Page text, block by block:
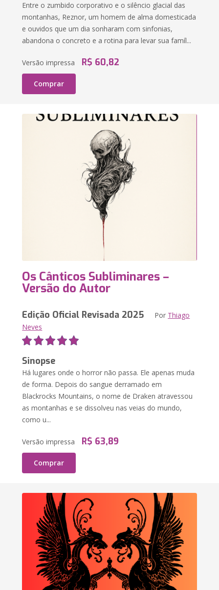
Entre o zumbido corporativo e o silêncio glacial das
montanhas, Reznor, um homem de alma domesticada
e ouvidos que um dia sonharam com sinfonias,
abandona o concreto e a rotina para levar sua famíl...
Versão impressa R$ 60,82
Comprar
Os Cânticos Subliminares –
Versão do Autor
Edição Oficial Revisada 2025 Por Thiago
Neves
Sinopse
Há lugares onde o horror não passa. Ele apenas muda
de forma. Depois do sangue derramado em
Blackrocks Mountains, o nome de Draken atravessou
as montanhas e se dissolveu nas veias do mundo,
como u...
Versão impressa R$ 63,89
Comprar